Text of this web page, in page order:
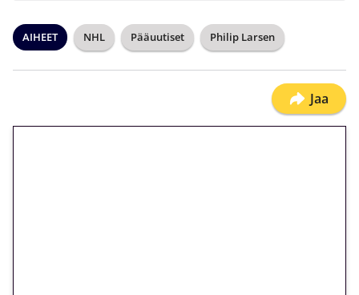
AIHEET NHL Pääuutiset Philip Larsen
Jaa